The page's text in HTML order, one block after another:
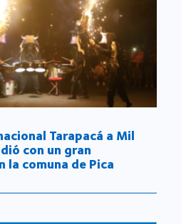
Tarapacá a Mil
con un gran
la comuna de Pica